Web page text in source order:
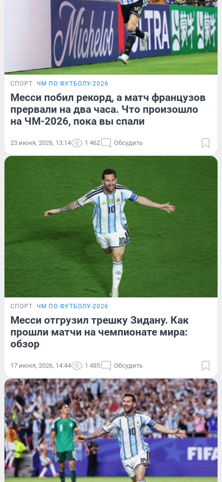
СПОРТ ЧМ ПО ФУТБОЛУ-2026
Месси побил рекорд, а матч французов
прервали на два часа. Что произошло
на ЧМ-2026, пока вы спали
23 июня, 2026, 13:14 1 462 Обсудить
СПОРТ ЧМ ПО ФУТБОЛУ-2026
Месси отгрузил трешку Зидану. Как
прошли матчи на чемпионате мира:
обзор
17 июня, 2026, 14:44 1 485 Обсудить